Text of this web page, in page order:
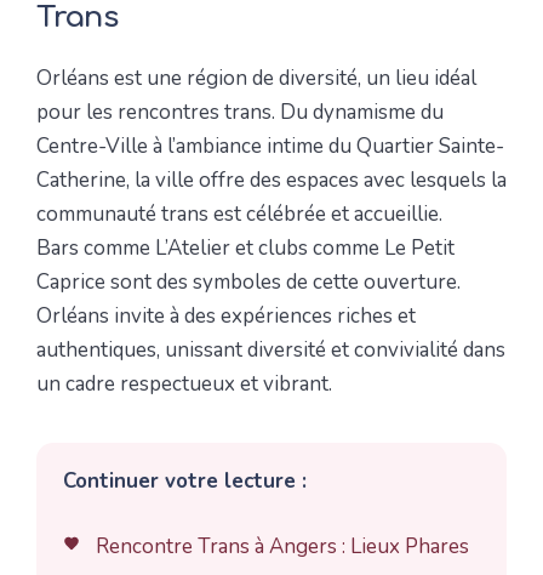
Trans
Orléans est une région de diversité, un lieu idéal
pour les rencontres trans. Du dynamisme du
Centre-Ville à l’ambiance intime du Quartier Sainte-
Catherine, la ville offre des espaces avec lesquels la
communauté trans est célébrée et accueillie.
Bars comme L’Atelier et clubs comme Le Petit
Caprice sont des symboles de cette ouverture.
Orléans invite à des expériences riches et
authentiques, unissant diversité et convivialité dans
un cadre respectueux et vibrant.
Continuer votre lecture :
Rencontre Trans à Angers : Lieux Phares